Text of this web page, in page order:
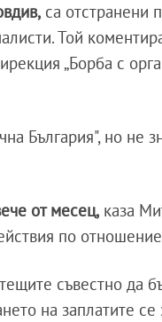
са отстранени
Той
„Борба с
България", но не
от месец, каза
по отношение
съвестно да
на заплатите се